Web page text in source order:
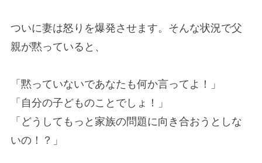
ついに妻は怒りを爆発させます。そんな状況で父
親が黙っていると、
「黙っていないであなたも何か言ってよ！」
「自分の子どものことでしょ！」
「どうしてもっと家族の問題に向き合おうとしな
いの！？」